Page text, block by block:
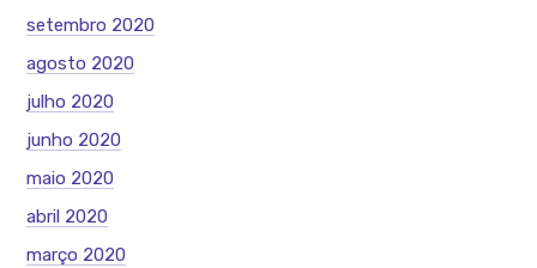
setembro 2020
agosto 2020
julho 2020
junho 2020
maio 2020
abril 2020
março 2020